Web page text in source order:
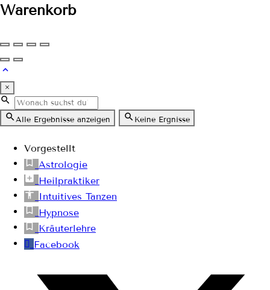
Warenkorb
×
Alle Ergebnisse anzeigen Keine Ergnisse
Vorgestellt
Astrologie
Heilpraktiker
Intuitives Tanzen
Hypnose
Kräuterlehre
Facebook